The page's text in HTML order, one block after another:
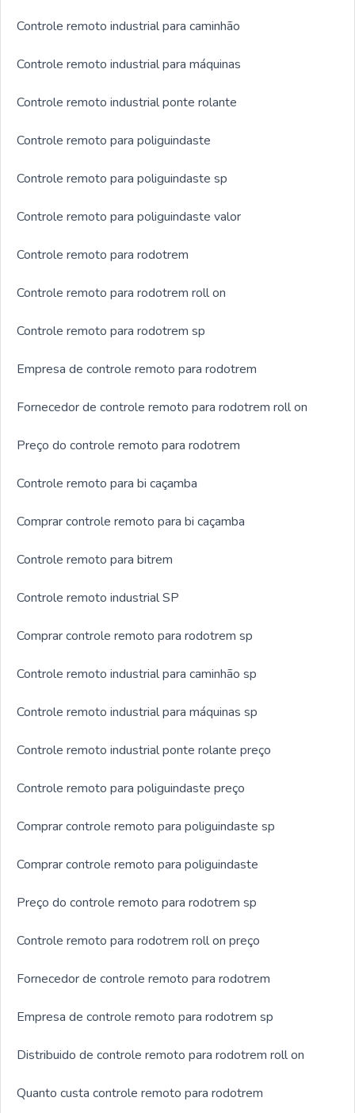
Controle remoto industrial para caminhão
Controle remoto industrial para máquinas
Controle remoto industrial ponte rolante
Controle remoto para poliguindaste
Controle remoto para poliguindaste sp
Controle remoto para poliguindaste valor
Controle remoto para rodotrem
Controle remoto para rodotrem roll on
Controle remoto para rodotrem sp
Empresa de controle remoto para rodotrem
Fornecedor de controle remoto para rodotrem roll on
Preço do controle remoto para rodotrem
Controle remoto para bi caçamba
Comprar controle remoto para bi caçamba
Controle remoto para bitrem
Controle remoto industrial SP
Comprar controle remoto para rodotrem sp
Controle remoto industrial para caminhão sp
Controle remoto industrial para máquinas sp
Controle remoto industrial ponte rolante preço
Controle remoto para poliguindaste preço
Comprar controle remoto para poliguindaste sp
Comprar controle remoto para poliguindaste
Preço do controle remoto para rodotrem sp
Controle remoto para rodotrem roll on preço
Fornecedor de controle remoto para rodotrem
Empresa de controle remoto para rodotrem sp
Distribuido de controle remoto para rodotrem roll on
Quanto custa controle remoto para rodotrem